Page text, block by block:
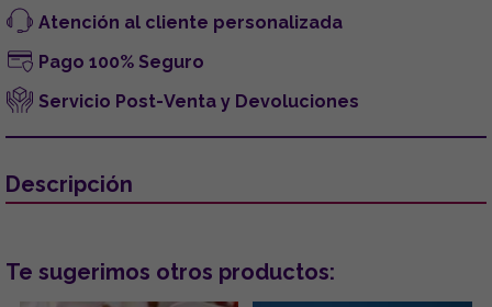
Atención al cliente personalizada
Pago 100% Seguro
Servicio Post-Venta y Devoluciones
Descripción
Te sugerimos otros productos: